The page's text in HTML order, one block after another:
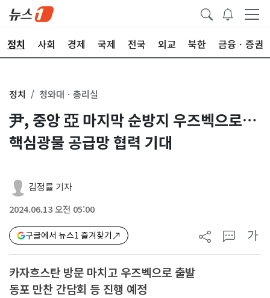
정치 사회 경제 국제 전국 외교 북한 금융ㆍ증권
정치 청와대ㆍ총리실
尹, 중앙 亞 마지막 순방지 우즈벡으로…
핵심광물 공급망 협력 기대
김정률 기자
2024.06.13 오전 05:00
구글에서 뉴스1 즐겨찾기 가
카자흐스탄 방문 마치고 우즈벡으로 출발
동포 만찬 간담회 등 진행 예정